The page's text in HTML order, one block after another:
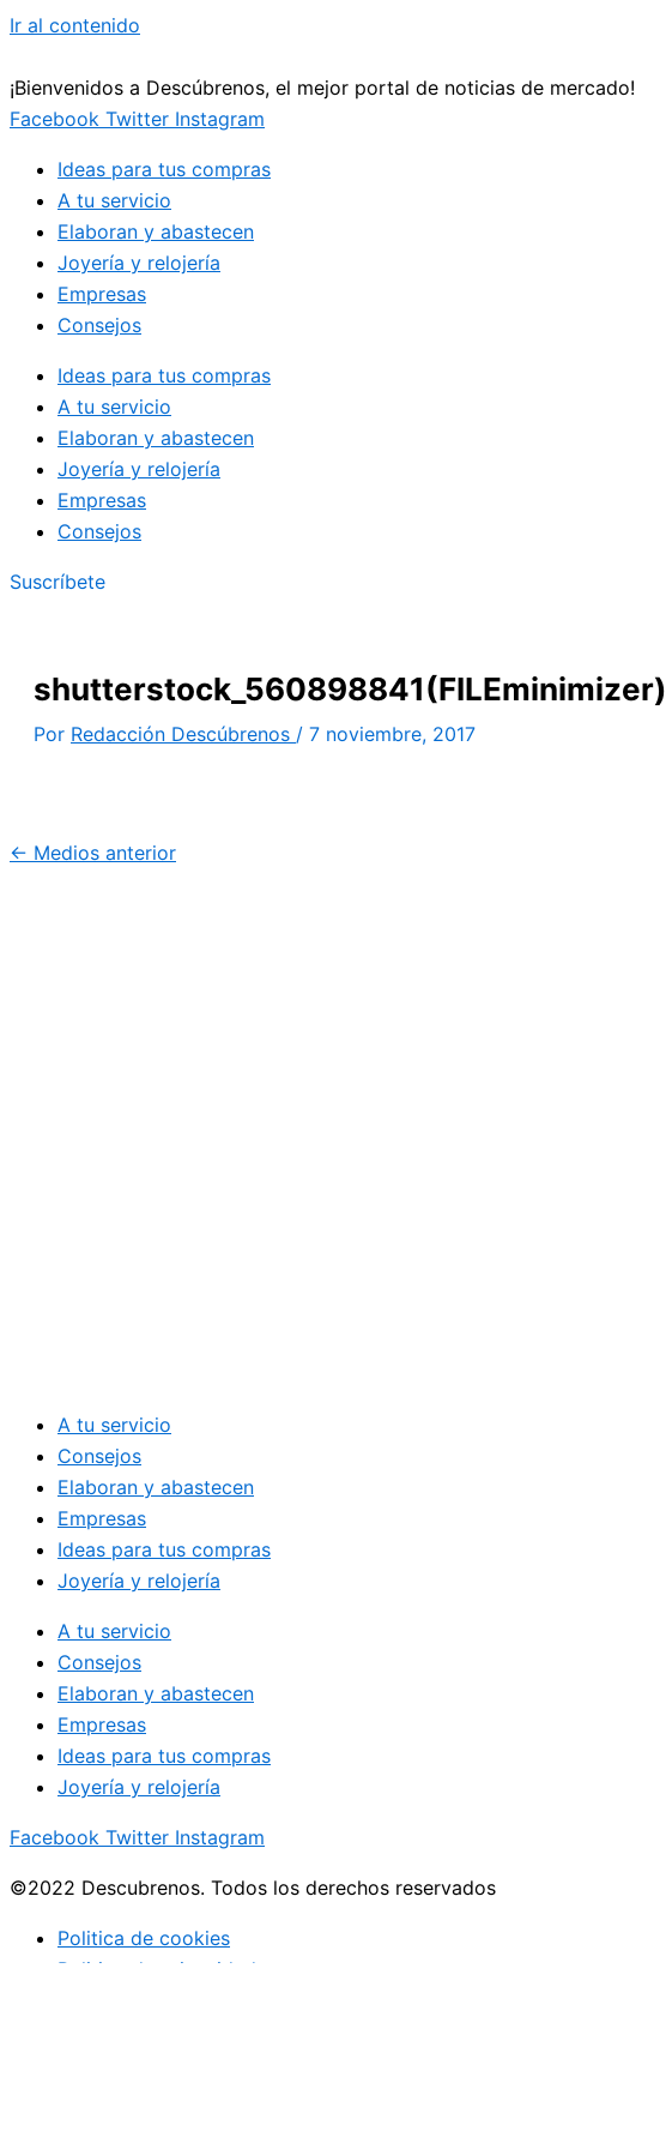
Ir al contenido
¡Bienvenidos a Descúbrenos, el mejor portal de noticias de mercado!
Facebook Twitter Instagram
Ideas para tus compras
A tu servicio
Elaboran y abastecen
Joyería y relojería
Empresas
Consejos
Ideas para tus compras
A tu servicio
Elaboran y abastecen
Joyería y relojería
Empresas
Consejos
Suscríbete
shutterstock_560898841(FILEminimizer)
Por Redacción Descúbrenos / 7 noviembre, 2017
← Medios anterior
A tu servicio
Consejos
Elaboran y abastecen
Empresas
Ideas para tus compras
Joyería y relojería
A tu servicio
Consejos
Elaboran y abastecen
Empresas
Ideas para tus compras
Joyería y relojería
Facebook Twitter Instagram
©2022 Descubrenos. Todos los derechos reservados
Politica de cookies
Politico de privacidad